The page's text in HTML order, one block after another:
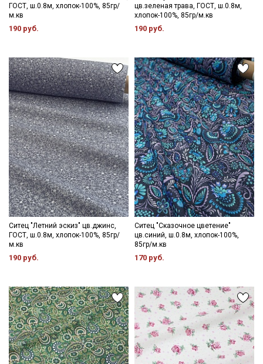
ГОСТ, ш.0.8м, хлопок-100%, 85гр/
м.кв
190 руб.
цв.зеленая трава, ГОСТ, ш.0.8м,
хлопок-100%, 85гр/м.кв
190 руб.
Ситец "Летний эскиз" цв.джинс,
ГОСТ, ш.0.8м, хлопок-100%, 85гр/
м.кв
190 руб.
Ситец "Сказочное цветение"
цв.синий, ш.0.8м, хлопок-100%,
85гр/м.кв
170 руб.